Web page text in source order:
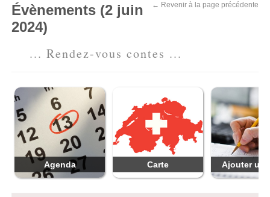
← Revenir à la page précédente
Évènements (2 juin
2024)
... Rendez-vous contes ...
Agenda Carte Ajouter